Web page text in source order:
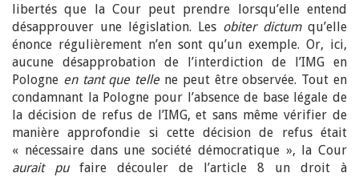
libertés que la Cour peut prendre lorsqu’elle entend
désapprouver une législation. Les obiter dictum qu’elle
énonce régulièrement n’en sont qu’un exemple. Or, ici,
aucune désapprobation de l’interdiction de l’IMG en
Pologne en tant que telle ne peut être observée. Tout en
condamnant la Pologne pour l’absence de base légale de
la décision de refus de l’IMG, et sans même vérifier de
manière approfondie si cette décision de refus était
« nécessaire dans une société démocratique », la Cour
aurait pu faire découler de l’article 8 un droit à